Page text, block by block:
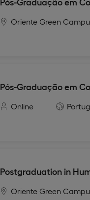
Oriente Green
Pós-Graduação em
Online
Postgraduation in
Oriente Green